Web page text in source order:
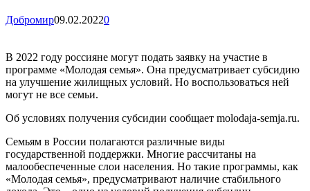
Добромир09.02.20220
В 2022 году россияне могут подать заявку на участие в
программе «Молодая семья». Она предусматривает субсидию
на улучшение жилищных условий. Но воспользоваться ней
могут не все семьи.
Об условиях получения субсидии сообщает molodaja-semja.ru.
Семьям в России полагаются различные виды
государственной поддержки. Многие рассчитаны на
малообеспеченные слои населения. Но такие программы, как
«Молодая семья», предусматривают наличие стабильного